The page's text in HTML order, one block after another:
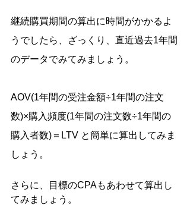
継続購買期間の算出に時間がかかるよ
うでしたら、ざっくり、直近過去1年間
のデータでみてみましょう。
AOV(1年間の受注金額÷1年間の注文
数)×購入頻度(1年間の注文数÷1年間の
購入者数)＝LTV と簡単に算出してみま
しょう。
さらに、目標のCPAもあわせて算出し
てみましょう。